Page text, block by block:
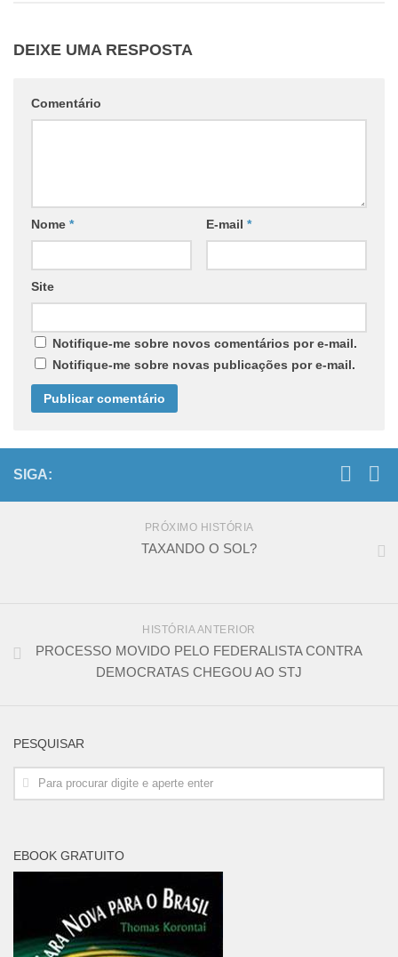
DEIXE UMA RESPOSTA
Comentário
Nome * E-mail *
Site
Notifique-me sobre novos comentários por e-mail.
Notifique-me sobre novas publicações por e-mail.
SIGA:
PRÓXIMO HISTÓRIA
TAXANDO O SOL?
HISTÓRIA ANTERIOR
PROCESSO MOVIDO PELO FEDERALISTA CONTRA
DEMOCRATAS CHEGOU AO STJ
PESQUISAR
EBOOK GRATUITO